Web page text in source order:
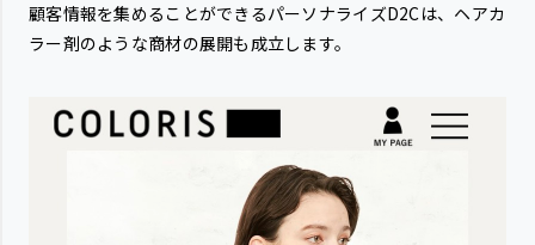
顧客情報を集めることができるパーソナライズD2Cは、ヘアカ
ラー剤のような商材の展開も成立します。